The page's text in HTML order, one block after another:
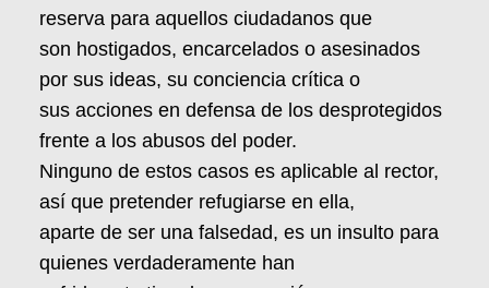
reserva para aquellos ciudadanos que
son hostigados, encarcelados o asesinados
por sus ideas, su conciencia crítica o
sus acciones en defensa de los desprotegidos
frente a los abusos del poder.
Ninguno de estos casos es aplicable al rector,
así que pretender refugiarse en ella,
aparte de ser una falsedad, es un insulto para
quienes verdaderamente han